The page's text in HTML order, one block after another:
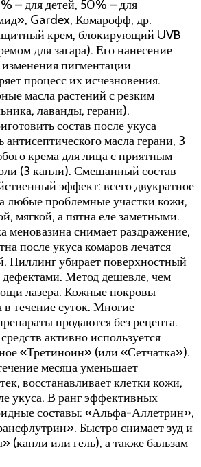
– для детей, 50% – для
Gardex, Комарофф, др.
крем, блокирующий UVB
для загара). Его нанесение
пигментации
процесс их исчезновения.
масла растений с резким
лаванды, герани).
состав после укуса
антисептического масла герани, 3
крема для лица с приятным
(3 капли). Смешанный состав
эффект: всего двукратное
любые проблемные участки кожи,
мягкой, а пятна еле заметными.
меновазина снимает раздражение,
после укуса комаров лечатся
Пиллинг убирает поверхностный
дефектами. Метод дешевле, чем
лазера. Кожные покровы
в течение суток. Многие
продаются без рецепта.
активно используется
«Третиноин» (или «Сетчатка»).
месяца уменьшает
восстанавливает клетки кожи,
укуса. В ранг эффективных
составы: «Альфа-Аллетрин»,
Быстро снимает зуд и
(капли или гель), а также бальзам